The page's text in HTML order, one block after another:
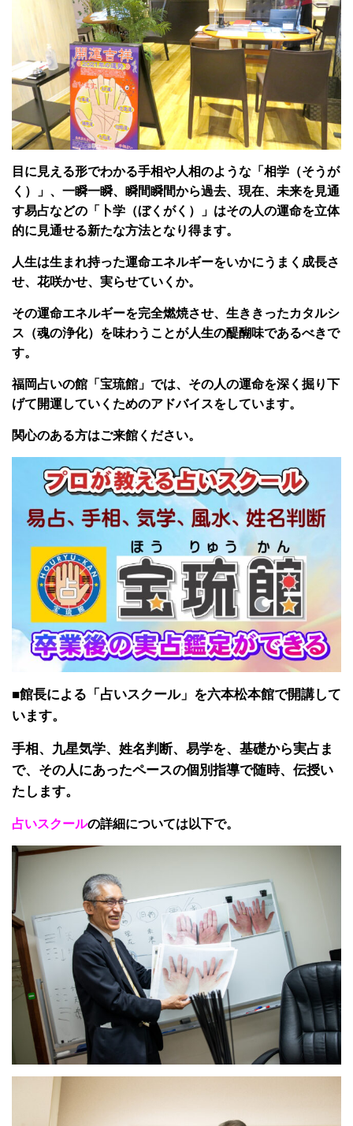
目に見える形でわかる手相や人相のような「相学（そうが
く）」、一瞬一瞬、瞬間瞬間から過去、現在、未来を見通
す易占などの「卜学（ぼくがく）」はその人の運命を立体
的に見通せる新たな方法となり得ます。
人生は生まれ持った運命エネルギーをいかにうまく成長さ
せ、花咲かせ、実らせていくか。
その運命エネルギーを完全燃焼させ、生ききったカタルシ
ス（魂の浄化）を味わうことが人生の醍醐味であるべきで
す。
福岡占いの館「宝琉館」では、その人の運命を深く掘り下
げて開運していくためのアドバイスをしています。
関心のある方はご来館ください。
■館長による「占いスクール」を六本松本館で開講して
います。
手相、九星気学、姓名判断、易学を、基礎から実占ま
で、その人にあったペースの個別指導で随時、伝授い
たします。
占いスクールの詳細については以下で。